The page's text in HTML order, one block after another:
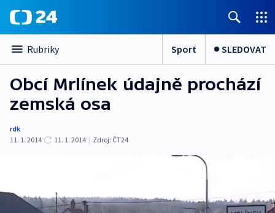
Rubriky Sport SLEDOVAT
Obcí Mrlínek údajně prochází
zemská osa
rdk
11. 1. 2014
11. 1. 2014 | Zdroj: ČT24